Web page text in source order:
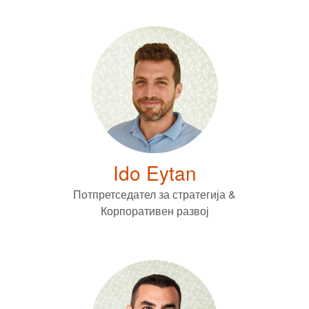
Ido Eytan
Потпретседател за стратегија &
Корпоративен развој